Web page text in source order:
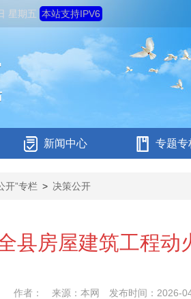
星期五 本站支持IPV6
新闻中心 专题专
开”专栏 > 决策公开
县房屋建筑工程
作者： 来源：本网 发布时间：2026-